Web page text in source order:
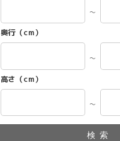
～
奥行（cm）
～
高さ（cm）
～
検索